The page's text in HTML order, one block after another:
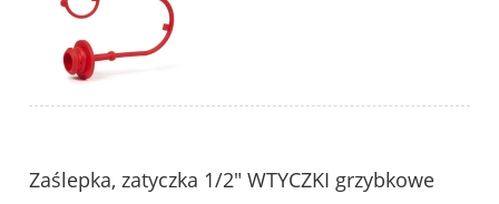
Zaślepka, zatyczka 1/2" WTYCZKI grzybkowe